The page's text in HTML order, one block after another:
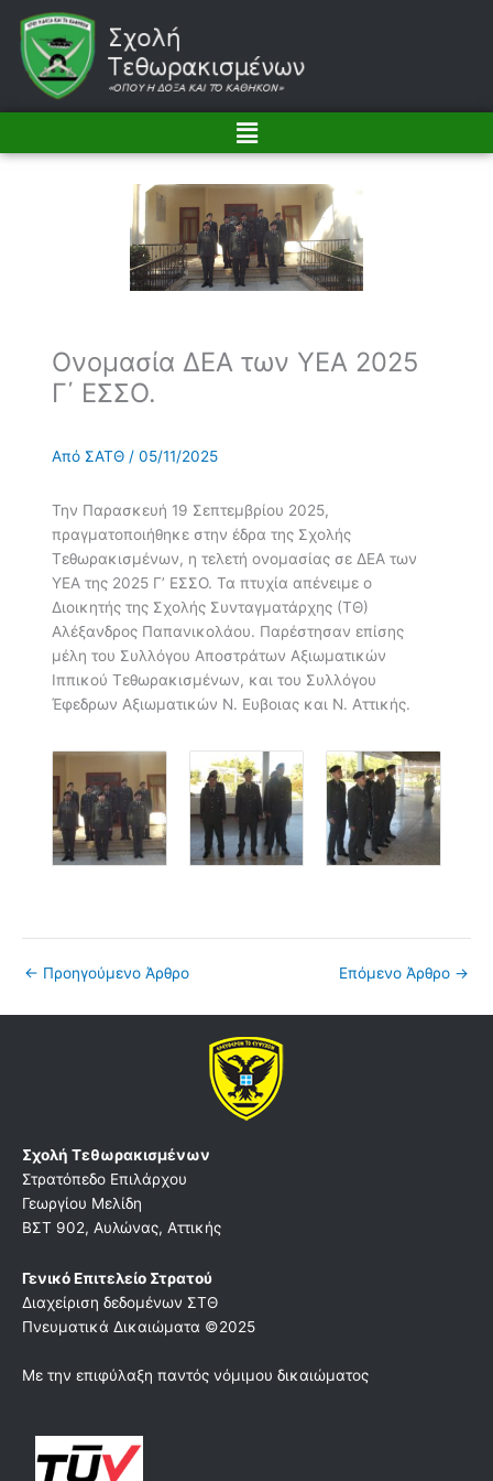
Μετάβαση
στο
περιεχόμενο
Menu
Ονομασία ΔΕΑ των ΥΕΑ 2025
Γ΄ ΕΣΣΟ.
Από ΣΑΤΘ /05/11/2025
Την Παρασκευή 19 Σεπτεμβρίου 2025,
πραγματοποιήθηκε στην έδρα της Σχολής
Τεθωρακισμένων, η τελετή ονομασίας σε ΔΕΑ των
ΥΕΑ της 2025 Γ’ ΕΣΣΟ. Τα πτυχία απένειμε ο
Διοικητής της Σχολής Συνταγματάρχης (ΤΘ)
Αλέξανδρος Παπανικολάου. Παρέστησαν επίσης
μέλη του Συλλόγου Αποστράτων Αξιωματικών
Ιππικού Τεθωρακισμένων, και του Συλλόγου
Έφεδρων Αξιωματικών Ν. Ευβοιας και Ν. Αττικής.
← Προηγούμενο Άρθρο Επόμενο Άρθρο →
Σχολή Τεθωρακισμένων
Στρατόπεδο Επιλάρχου
Γεωργίου Μελίδη
ΒΣΤ 902, Αυλώνας, Αττικής
Γενικό Επιτελείο Στρατού
Διαχείριση δεδομένων ΣΤΘ
Πνευματικά Δικαιώματα ©2025
Με την επιφύλαξη παντός νόμιμου δικαιώματος